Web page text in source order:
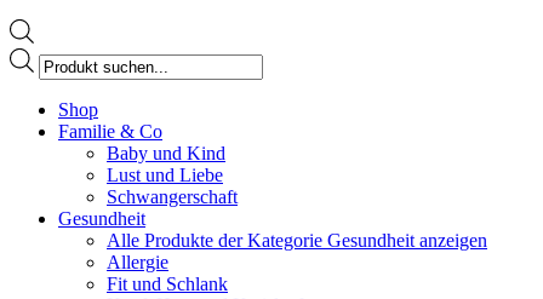
Products
search
page
opens
Shop
Familie & Co
Baby und Kind
Lust und Liebe
Schwangerschaft
Gesundheit
Alle Produkte der Kategorie Gesundheit anzeigen
Allergie
Fit und Schlank